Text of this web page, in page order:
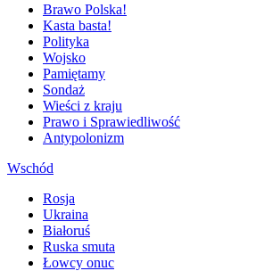
Brawo Polska!
Kasta basta!
Polityka
Wojsko
Pamiętamy
Sondaż
Wieści z kraju
Prawo i Sprawiedliwość
Antypolonizm
Wschód
Rosja
Ukraina
Białoruś
Ruska smuta
Łowcy onuc